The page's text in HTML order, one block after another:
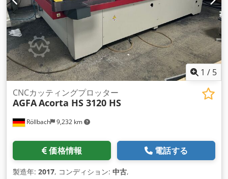
1 / 5
Röllbach 9,232 km
CNCカッティングプロッター
AGFAAcorta HS 3120 HS
価格情報 電話する
製造年: 2017, コンディション: 中古,